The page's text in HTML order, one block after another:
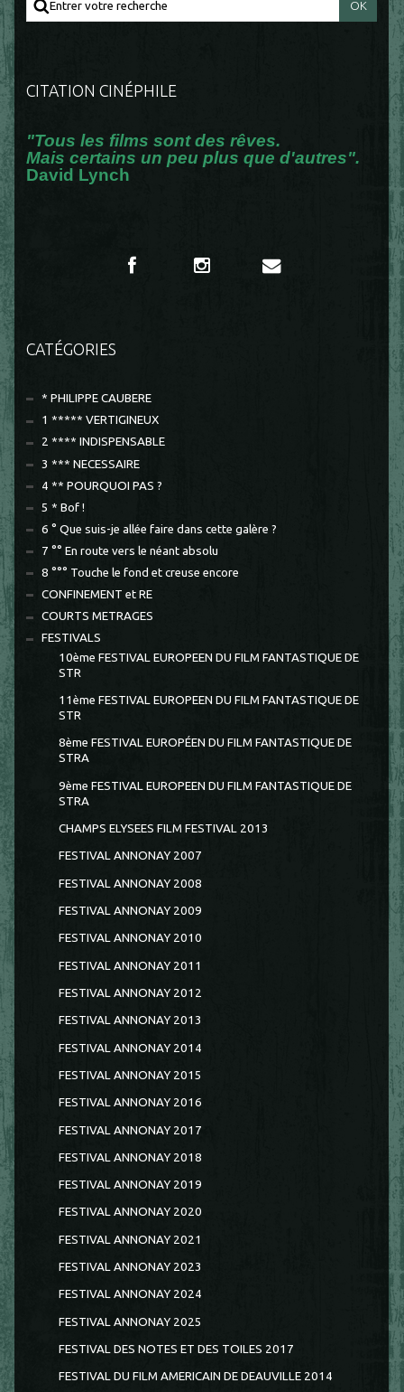
CITATION CINÉPHILE
"Tous les films sont des rêves.
Mais certains un peu plus que d'autres".
David Lynch
CATÉGORIES
* PHILIPPE CAUBERE
1 ***** VERTIGINEUX
2 **** INDISPENSABLE
3 *** NECESSAIRE
4 ** POURQUOI PAS ?
5 * Bof !
6 ° Que suis-je allée faire dans cette galère ?
7 °° En route vers le néant absolu
8 °°° Touche le fond et creuse encore
CONFINEMENT et RE
COURTS METRAGES
FESTIVALS
10ème FESTIVAL EUROPEEN DU FILM FANTASTIQUE DE
STR
11ème FESTIVAL EUROPEEN DU FILM FANTASTIQUE DE
STR
8ème FESTIVAL EUROPÉEN DU FILM FANTASTIQUE DE
STRA
9ème FESTIVAL EUROPEEN DU FILM FANTASTIQUE DE
STRA
CHAMPS ELYSEES FILM FESTIVAL 2013
FESTIVAL ANNONAY 2007
FESTIVAL ANNONAY 2008
FESTIVAL ANNONAY 2009
FESTIVAL ANNONAY 2010
FESTIVAL ANNONAY 2011
FESTIVAL ANNONAY 2012
FESTIVAL ANNONAY 2013
FESTIVAL ANNONAY 2014
FESTIVAL ANNONAY 2015
FESTIVAL ANNONAY 2016
FESTIVAL ANNONAY 2017
FESTIVAL ANNONAY 2018
FESTIVAL ANNONAY 2019
FESTIVAL ANNONAY 2020
FESTIVAL ANNONAY 2021
FESTIVAL ANNONAY 2023
FESTIVAL ANNONAY 2024
FESTIVAL ANNONAY 2025
FESTIVAL DES NOTES ET DES TOILES 2017
FESTIVAL DU FILM AMERICAIN DE DEAUVILLE 2014